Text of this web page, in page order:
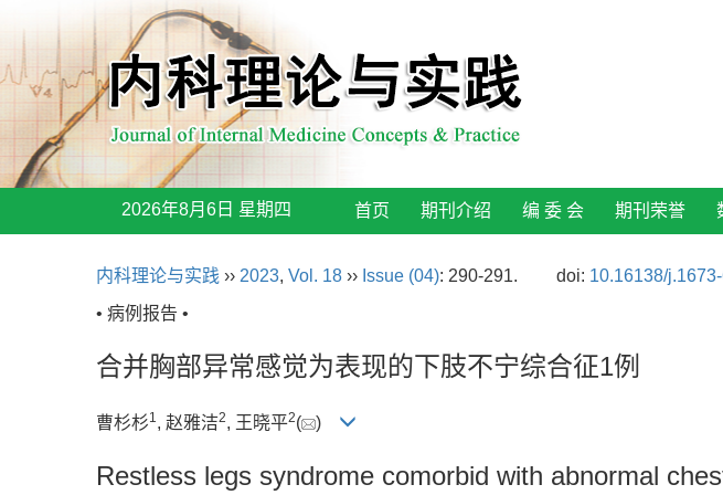
2026年8月6日 星期四 首页 期刊介绍 编 委 会 期刊荣誉
内科理论与实践 ›› 2023, Vol. 18 ›› Issue (04): 290-291. doi: 10.16138/
• 病例报告 •
合并胸部异常感觉为表现的下肢不宁综合征1例
曹杉杉1, 赵雅洁2, 王晓平2( )
Restless legs syndrome comorbid with abnormal